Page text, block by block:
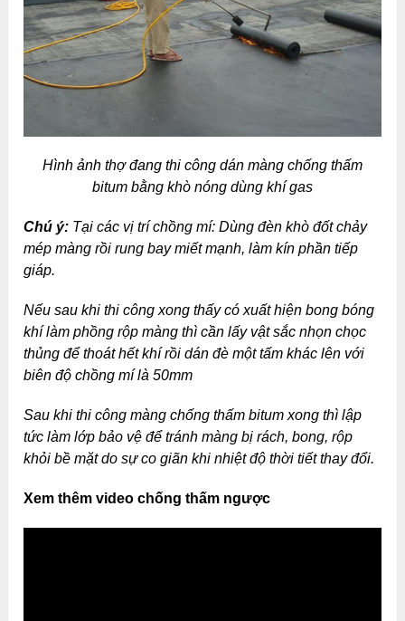
Hình ảnh thợ đang thi công dán màng chống thấm
bitum bằng khò nóng dùng khí gas
Chú ý: Tại các vị trí chồng mí: Dùng đèn khò đốt chảy
mép màng rồi rung bay miết mạnh, làm kín phần tiếp
giáp.
Nếu sau khi thi công xong thấy có xuất hiện bong bóng
khí làm phồng rộp màng thì cần lấy vật sắc nhọn chọc
thủng để thoát hết khí rồi dán đè một tấm khác lên với
biên độ chồng mí là 50mm
Sau khi thi công màng chống thấm bitum xong thì lập
tức làm lớp bảo vệ để tránh màng bị rách, bong, rộp
khỏi bề mặt do sự co giãn khi nhiệt độ thời tiết thay đổi.
Xem thêm video chống thấm ngược